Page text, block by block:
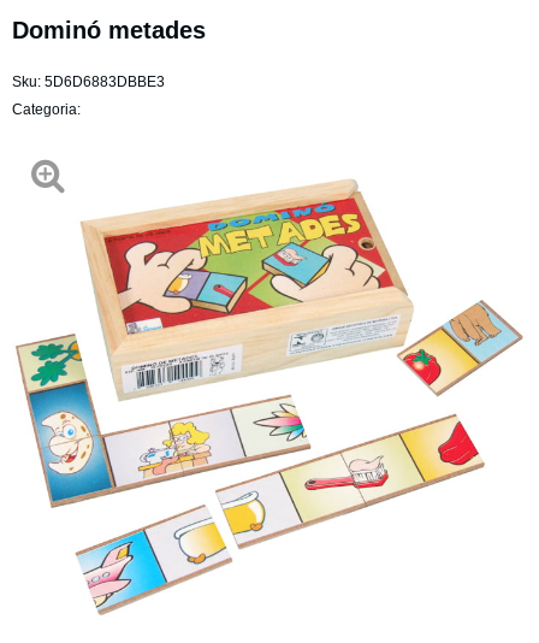
Dominó metades
Sku: 5D6D6883DBBE3
Categoria: